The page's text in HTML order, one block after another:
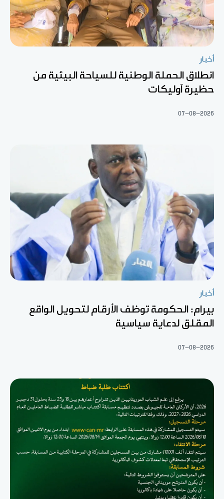
أخبار
انطلاق الحملة الوطنية للسياحة البيئية من
حظيرة آوليكات
07-08-2026
أخبار
بيرام: الحكومة توظف الأرقام لتحويل الواقع
المقلق لدعاية سياسية
07-08-2026